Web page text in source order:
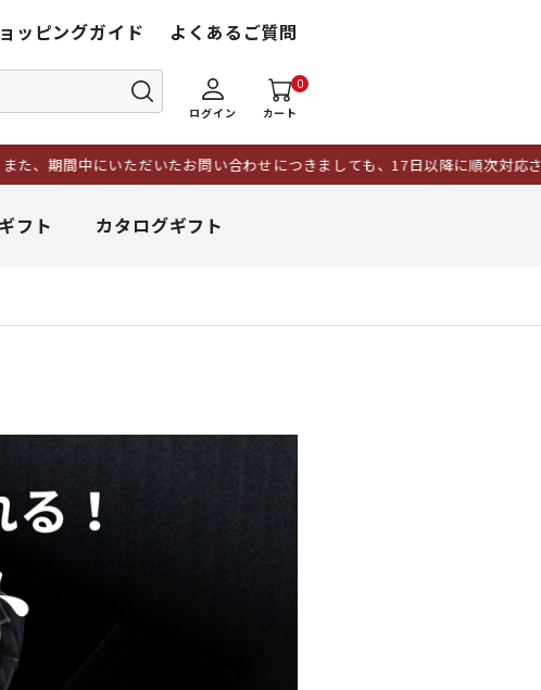
ッピングガイド よくあるご質問
ログイン
0
カート
だいたお問い合わせにつきましても、17日以降に順次対応させていただき
ギフト カタログギフト